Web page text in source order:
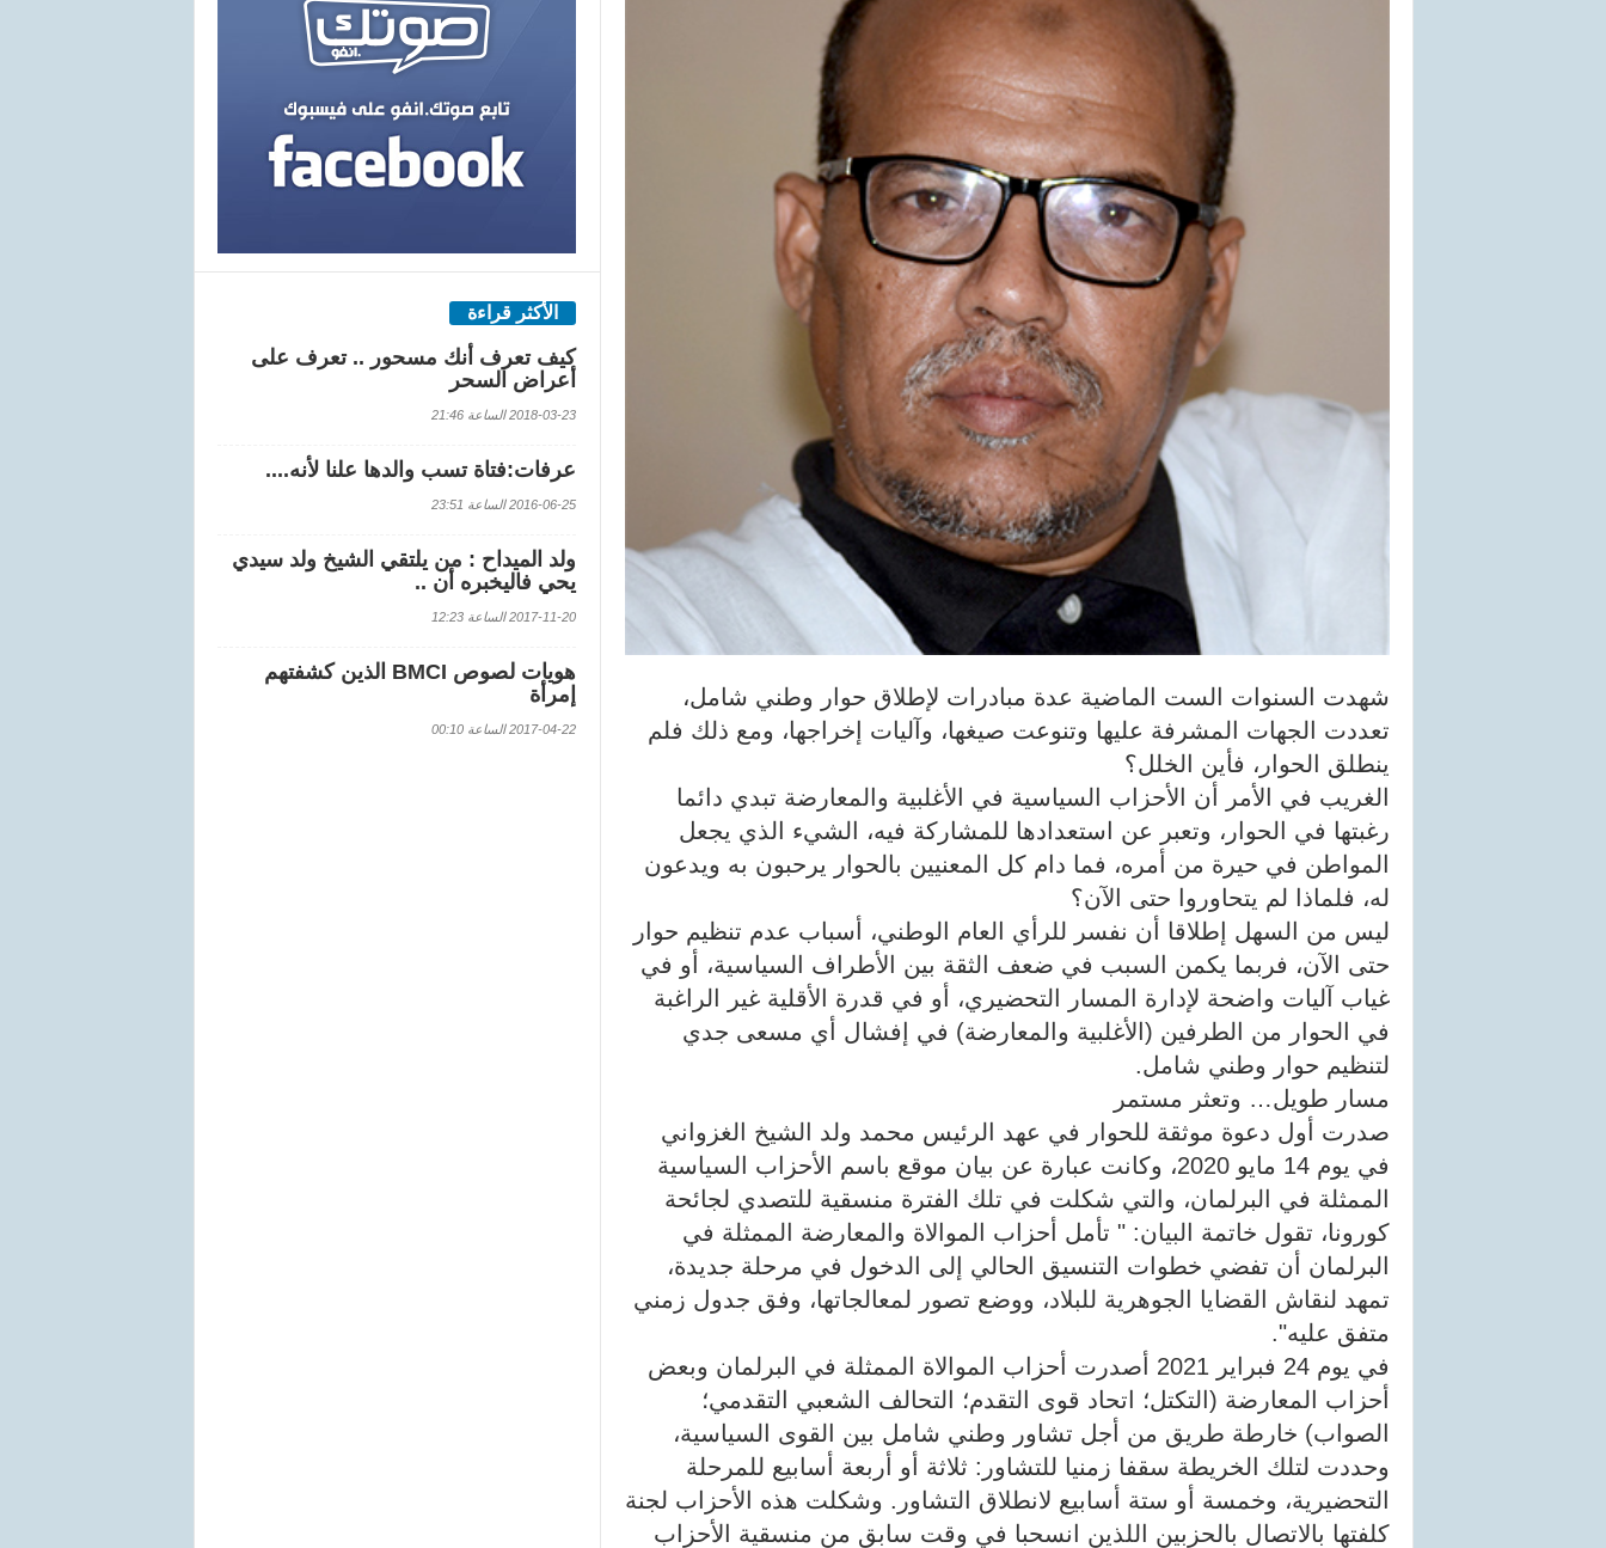
شهدت السنوات الست الماضية عدة مبادرات لإطلاق حوار وطني شامل،
تعددت الجهات المشرفة عليها وتنوعت صيغها، وآليات إخراجها، ومع ذلك فلم
ينطلق الحوار، فأين الخلل؟
الغريب في الأمر أن الأحزاب السياسية في الأغلبية والمعارضة تبدي دائما
رغبتها في الحوار، وتعبر عن استعدادها للمشاركة فيه، الشيء الذي يجعل
المواطن في حيرة من أمره، فما دام كل المعنيين بالحوار يرحبون به ويدعون
له، فلماذا لم يتحاوروا حتى الآن؟
ليس من السهل إطلاقا أن نفسر للرأي العام الوطني، أسباب عدم تنظيم حوار
حتى الآن، فربما يكمن السبب في ضعف الثقة بين الأطراف السياسية، أو في
غياب آليات واضحة لإدارة المسار التحضيري، أو في قدرة الأقلية غير الراغبة
في الحوار من الطرفين (الأغلبية والمعارضة) في إفشال أي مسعى جدي
لتنظيم حوار وطني شامل.
مسار طويل… وتعثر مستمر
صدرت أول دعوة موثقة للحوار في عهد الرئيس محمد ولد الشيخ الغزواني
في يوم 14 مايو 2020، وكانت عبارة عن بيان موقع باسم الأحزاب السياسية
الممثلة في البرلمان، والتي شكلت في تلك الفترة منسقية للتصدي لجائحة
كورونا، تقول خاتمة البيان: " تأمل أحزاب الموالاة والمعارضة الممثلة في
البرلمان أن تفضي خطوات التنسيق الحالي إلى الدخول في مرحلة جديدة،
تمهد لنقاش القضايا الجوهرية للبلاد، ووضع تصور لمعالجاتها، وفق جدول زمني
متفق عليه".
في يوم 24 فبراير 2021 أصدرت أحزاب الموالاة الممثلة في البرلمان وبعض
أحزاب المعارضة (التكتل؛ اتحاد قوى التقدم؛ التحالف الشعبي التقدمي؛
الصواب) خارطة طريق من أجل تشاور وطني شامل بين القوى السياسية،
وحددت لتلك الخريطة سقفا زمنيا للتشاور: ثلاثة أو أربعة أسابيع للمرحلة
التحضيرية، وخمسة أو ستة أسابيع لانطلاق التشاور. وشكلت هذه الأحزاب لجنة
كلفتها بالاتصال بالحزبين اللذين انسحبا في وقت سابق من منسقية الأحزاب
الأكثر قراءة
كيف تعرف أنك مسحور .. تعرف على
أعراض السحر
2018-03-23 الساعة 21:46
عرفات:فتاة تسب والدها علنا لأنه....
2016-06-25 الساعة 23:51
ولد الميداح : من يلتقي الشيخ ولد سيدي
يحي فاليخبره أن ..
2017-11-20 الساعة 12:23
هويات لصوص BMCI الذين كشفتهم
إمرأة
2017-04-22 الساعة 00:10